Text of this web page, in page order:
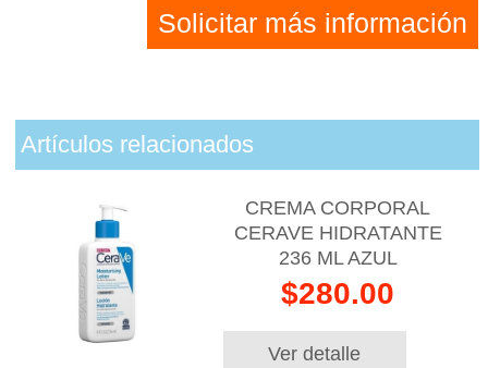
Solicitar más información
Artículos relacionados
CREMA CORPORAL
CERAVE HIDRATANTE
236 ML AZUL
$280.00
Ver detalle